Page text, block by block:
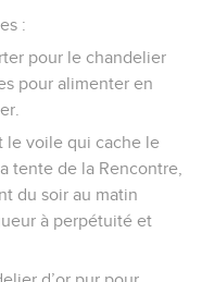
les champs.
vous retournera dans
à votre compatriote, ou
de vous ne lèse son
d’une terre en
depuis le